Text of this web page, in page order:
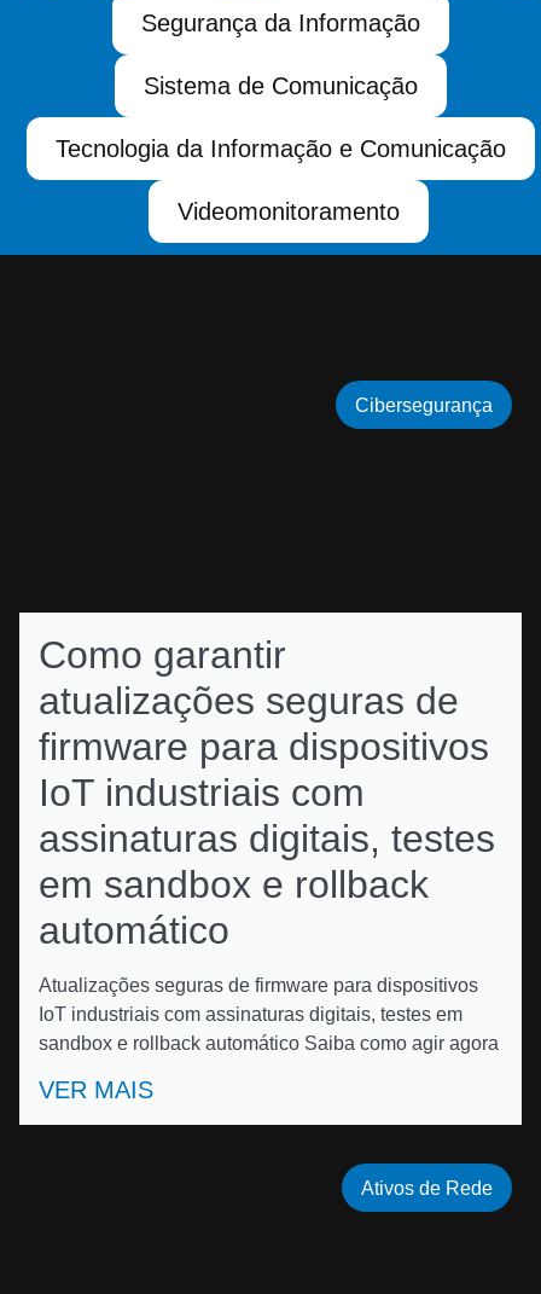
Segurança da Informação
Sistema de Comunicação
Tecnologia da Informação e Comunicação
Videomonitoramento
Como garantir
atualizações seguras de
firmware para dispositivos
IoT industriais com
assinaturas digitais, testes
em sandbox e rollback
automático
Atualizações seguras de firmware para dispositivos
IoT industriais com assinaturas digitais, testes em
sandbox e rollback automático Saiba como agir agora
VER MAIS
Cibersegurança
Ativos de Rede